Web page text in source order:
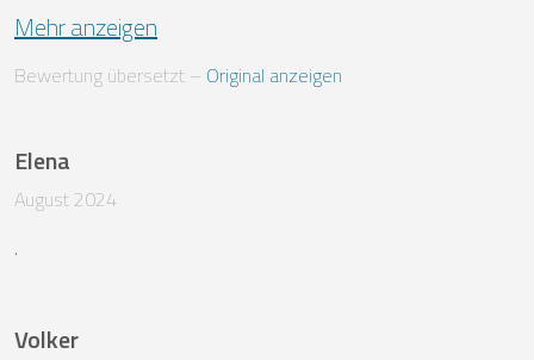
Mehr anzeigen
Bewertung übersetzt – Original anzeigen
Elena
August 2024
.
Volker